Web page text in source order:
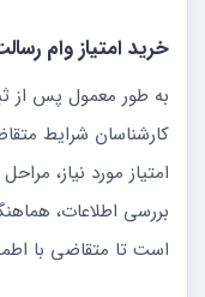
خرید امتیاز وام
به طور معمول پس از
کارشناسان شرایط
امتیاز مورد نیاز،
بررسی اطلاعات،
است تا متقاضی با